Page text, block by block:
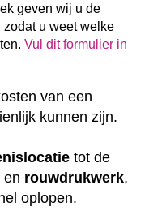
geven wij u de
zodat u weet welke
Vul dit formulier in
van een
kunnen zijn.
tot de
en rouwdrukwerk,
oplopen.